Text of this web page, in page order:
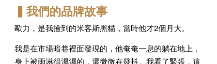
▍我們的品牌故事
歐力，是我撿到的米客斯黑貓，當時他才2個月大。
我是在市場暗巷裡面發現的，他奄奄一息的躺在地上，
身上被雨淋得濕濕的，還微微在發抖。我看了緊張，這